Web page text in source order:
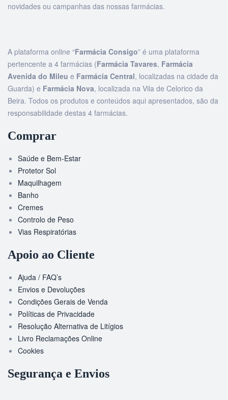
novidades ou campanhas das nossas farmácias.
A plataforma online “Farmácia Consigo” é uma plataforma
pertencente a 4 farmácias (Farmácia Tavares, Farmácia
Avenida do Mileu e Farmácia Central, localizadas na cidade da
Guarda) e Farmácia Nova, localizada na Vila de Celorico da
Beira. Todos os produtos e conteúdos aqui apresentados, são da
responsabilidade destas 4 farmácias.
Comprar
Saúde e Bem-Estar
Protetor Sol
Maquilhagem
Banho
Cremes
Controlo de Peso
Vias Respiratórias
Apoio ao Cliente
Ajuda / FAQ’s
Envios e Devoluções
Condições Gerais de Venda
Políticas de Privacidade
Resolução Alternativa de Litígios
Livro Reclamações Online
Cookies
Segurança e Envios